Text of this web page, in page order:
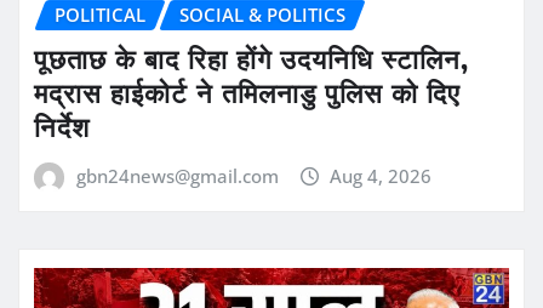
POLITICAL SOCIAL & POLITICS
पूछताछ के बाद रिहा होंगे उदयनिधि स्टालिन,
मद्रास हाईकोर्ट ने तमिलनाडु पुलिस को दिए
निर्देश
gbn24news@gmail.com Aug 4, 2026